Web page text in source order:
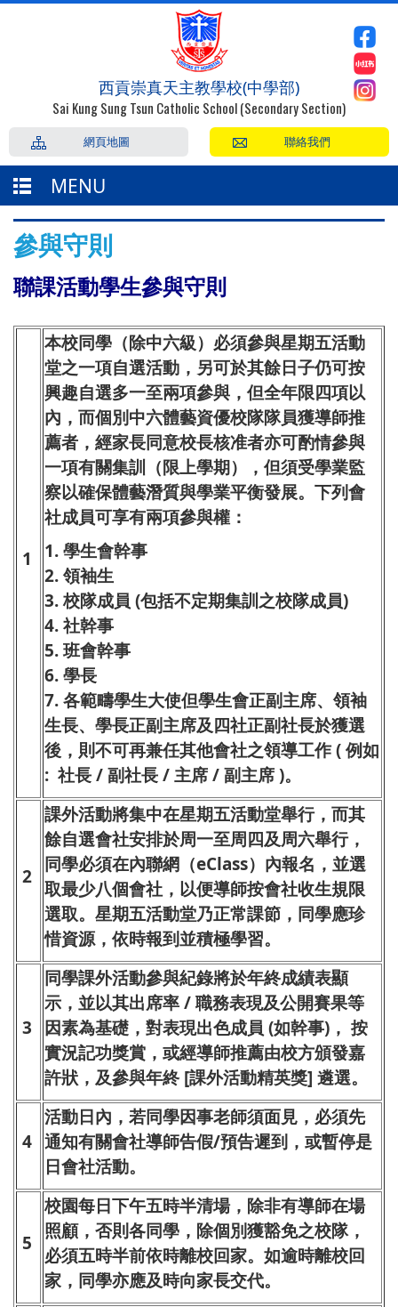
西貢崇真天主教學校(中學部)
Sai Kung Sung Tsun Catholic School (Secondary Section)
聯絡我們
網頁地圖
MENU
參與守則
聯課活動學生參與守則
1
本校同學（除中六級）必須參與星期五活動
堂之一項自選活動，另可於其餘日子仍可按
興趣自選多一至兩項參與，但全年限四項以
內，而個別中六體藝資優校隊隊員獲導師推
薦者，經家長同意校長核准者亦可酌情參與
一項有關集訓（限上學期），但須受學業監
察以確保體藝潛質與學業平衡發展。下列會
社成員可享有兩項參與權：
1.學生會幹事
2. 領袖生
3. 校隊成員 (包括不定期集訓之校隊成員)
4. 社幹事
5. 班會幹事
6. 學長
7. 各範疇學生大使但學生會正副主席、領袖
生長、學長正副主席及四社正副社長於獲選
後，則不可再兼任其他會社之領導工作 ( 例如
: 社長 / 副社長 / 主席 / 副主席 )。
2
課外活動將集中在星期五活動堂舉行，而其
餘自選會社安排於周一至周四及周六舉行，
同學必須在內聯網（eClass）內報名，並選
取最少八個會社，以便導師按會社收生規限
選取。星期五活動堂乃正常課節，同學應珍
惜資源，依時報到並積極學習。
3
同學課外活動參與紀錄將於年終成績表顯
示，並以其出席率 / 職務表現及公開賽果等
因素為基礎，對表現出色成員 (如幹事)， 按
實況記功獎賞，或經導師推薦由校方頒發嘉
許狀，及參與年終 [課外活動精英獎] 遴選。
4
活動日內，若同學因事老師須面見，必須先
通知有關會社導師告假/預告遲到，或暫停是
日會社活動。
5
校園每日下午五時半清場，除非有導師在場
照顧，否則各同學，除個別獲豁免之校隊，
必須五時半前依時離校回家。如逾時離校回
家，同學亦應及時向家長交代。